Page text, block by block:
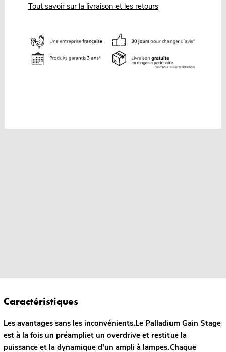
Tout savoir sur la livraison et les retours
Caractéristiques
Les avantages sans les inconvénients.Le Palladium Gain Stage
est à la fois un préampliet un overdrive et restitue la
puissance et la dynamique d'un ampli à lampes.Chaque